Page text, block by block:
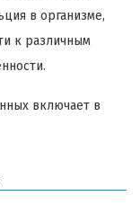
в организме,
к различным
включает в